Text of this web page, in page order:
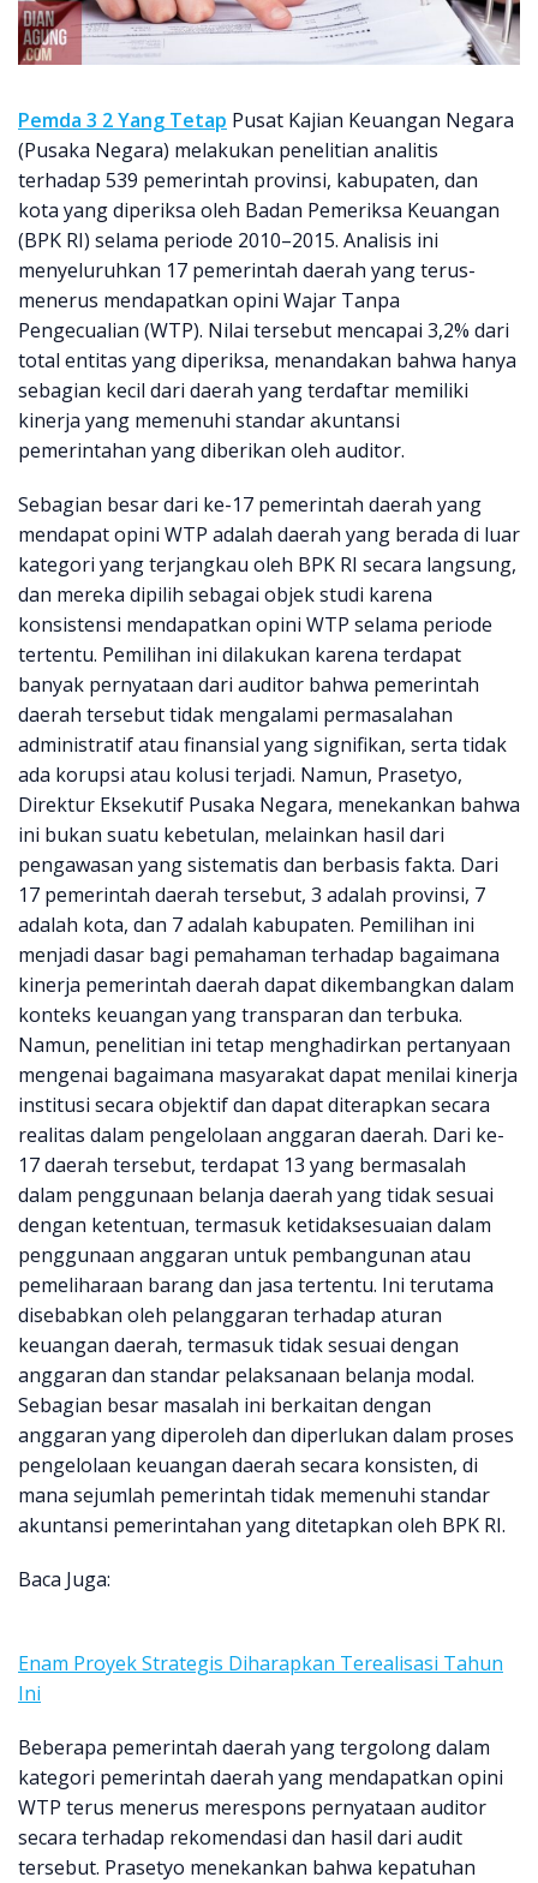
Pemda 3 2 Yang Tetap Pusat Kajian Keuangan Negara
(Pusaka Negara) melakukan penelitian analitis
terhadap 539 pemerintah provinsi, kabupaten, dan
kota yang diperiksa oleh Badan Pemeriksa Keuangan
(BPK RI) selama periode 2010–2015. Analisis ini
menyeluruhkan 17 pemerintah daerah yang terus-
menerus mendapatkan opini Wajar Tanpa
Pengecualian (WTP). Nilai tersebut mencapai 3,2% dari
total entitas yang diperiksa, menandakan bahwa hanya
sebagian kecil dari daerah yang terdaftar memiliki
kinerja yang memenuhi standar akuntansi
pemerintahan yang diberikan oleh auditor.
Sebagian besar dari ke-17 pemerintah daerah yang
mendapat opini WTP adalah daerah yang berada di luar
kategori yang terjangkau oleh BPK RI secara langsung,
dan mereka dipilih sebagai objek studi karena
konsistensi mendapatkan opini WTP selama periode
tertentu. Pemilihan ini dilakukan karena terdapat
banyak pernyataan dari auditor bahwa pemerintah
daerah tersebut tidak mengalami permasalahan
administratif atau finansial yang signifikan, serta tidak
ada korupsi atau kolusi terjadi. Namun, Prasetyo,
Direktur Eksekutif Pusaka Negara, menekankan bahwa
ini bukan suatu kebetulan, melainkan hasil dari
pengawasan yang sistematis dan berbasis fakta. Dari
17 pemerintah daerah tersebut, 3 adalah provinsi, 7
adalah kota, dan 7 adalah kabupaten. Pemilihan ini
menjadi dasar bagi pemahaman terhadap bagaimana
kinerja pemerintah daerah dapat dikembangkan dalam
konteks keuangan yang transparan dan terbuka.
Namun, penelitian ini tetap menghadirkan pertanyaan
mengenai bagaimana masyarakat dapat menilai kinerja
institusi secara objektif dan dapat diterapkan secara
realitas dalam pengelolaan anggaran daerah. Dari ke-
17 daerah tersebut, terdapat 13 yang bermasalah
dalam penggunaan belanja daerah yang tidak sesuai
dengan ketentuan, termasuk ketidaksesuaian dalam
penggunaan anggaran untuk pembangunan atau
pemeliharaan barang dan jasa tertentu. Ini terutama
disebabkan oleh pelanggaran terhadap aturan
keuangan daerah, termasuk tidak sesuai dengan
anggaran dan standar pelaksanaan belanja modal.
Sebagian besar masalah ini berkaitan dengan
anggaran yang diperoleh dan diperlukan dalam proses
pengelolaan keuangan daerah secara konsisten, di
mana sejumlah pemerintah tidak memenuhi standar
akuntansi pemerintahan yang ditetapkan oleh BPK RI.
Baca Juga:
Enam Proyek Strategis Diharapkan Terealisasi Tahun
Ini
Beberapa pemerintah daerah yang tergolong dalam
kategori pemerintah daerah yang mendapatkan opini
WTP terus menerus merespons pernyataan auditor
secara terhadap rekomendasi dan hasil dari audit
tersebut. Prasetyo menekankan bahwa kepatuhan